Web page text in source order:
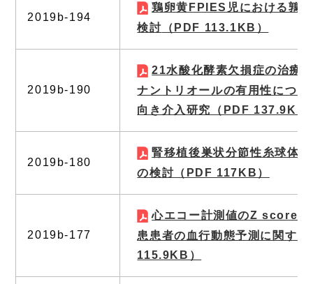
2019b-194
鶏卵黄FPIES児における鶉
検討 （PDF 113.1KB）
2019b-190
21水酸化酵素欠損症の治療
ナントリオールの有用性につ
向き介入研究
（PDF 137.9KB
2019b-180
腎移植後巣状分節性糸球体
の検討 （PDF 117KB）
2019b-177
心エコー計測値のZ scoreを
患患者の血行動態予測に関する
115.9KB）